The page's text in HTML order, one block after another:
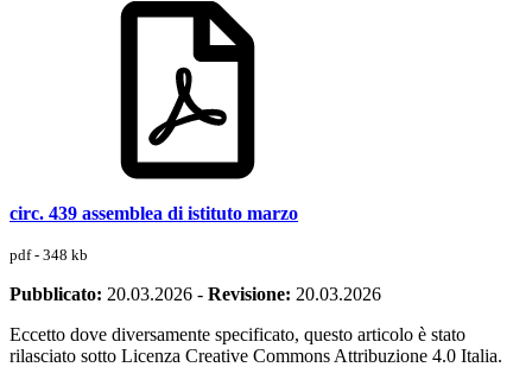
circ. 439 assemblea di istituto marzo
pdf - 348 kb
Pubblicato: 20.03.2026 - Revisione: 20.03.2026
Eccetto dove diversamente specificato, questo articolo è stato
rilasciato sotto Licenza Creative Commons Attribuzione 4.0 Italia.